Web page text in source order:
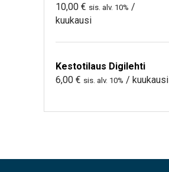
10,00 € sis. alv. 10% /
kuukausi
Kestotilaus Digilehti
6,00 € sis. alv. 10% / kuukausi